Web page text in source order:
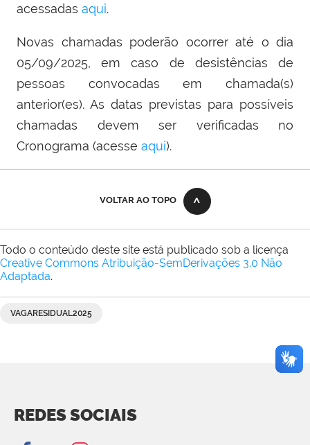
acessadas aqui.
Novas chamadas poderão ocorrer até o dia
05/09/2025, em caso de desistências de
pessoas convocadas em chamada(s)
anterior(es). As datas previstas para possíveis
chamadas devem ser verificadas no
Cronograma (acesse aqui).
VOLTAR AO TOPO
Todo o conteúdo deste site está publicado sob a licença
Creative Commons Atribuição-SemDerivações 3.0 Não
Adaptada.
VAGARESIDUAL2025
REDES SOCIAIS